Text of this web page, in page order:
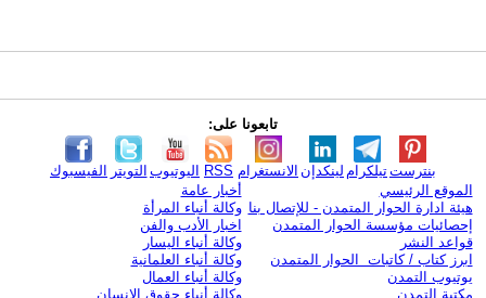
تابعونا على:
الفيسبوك التويتر اليوتيوب RSS الانستغرام لينكدإن تيلكرامبنترست
الموقع الرئيسي
هيئة ادارة الحوار المتمدن - للإتصال بنا
إحصائيات مؤسسة الحوار المتمدن
قواعد النشر
ابرز كتاب / كاتبات الحوار المتمدن
يوتيوب التمدن
مكتبة التمدن
أخبار عامة
وكالة أنباء المرأة
اخبار الأدب والفن
وكالة أنباء اليسار
وكالة أنباء العلمانية
وكالة أنباء العمال
وكالة أنباء حقوق الإنسان